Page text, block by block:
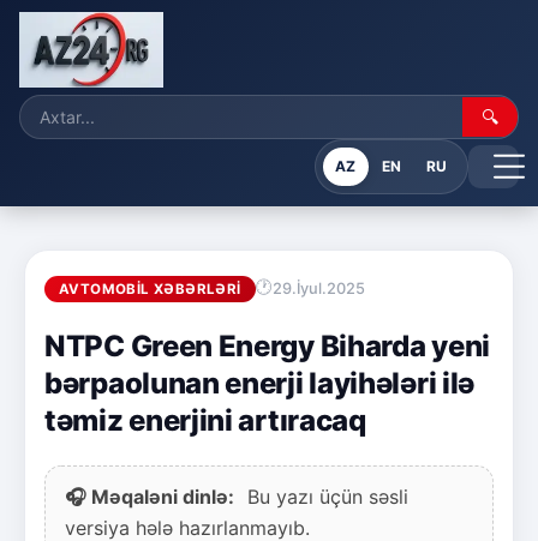
🔍
AZ EN RU
AVTOMOBIL XƏBƏRLƏRI 29.İyul.2025
NTPC Green Energy Biharda yeni
bərpaolunan enerji layihələri ilə
təmiz enerjini artıracaq
🎧 Məqaləni dinlə:
Bu yazı üçün səsli
versiya hələ hazırlanmayıb.